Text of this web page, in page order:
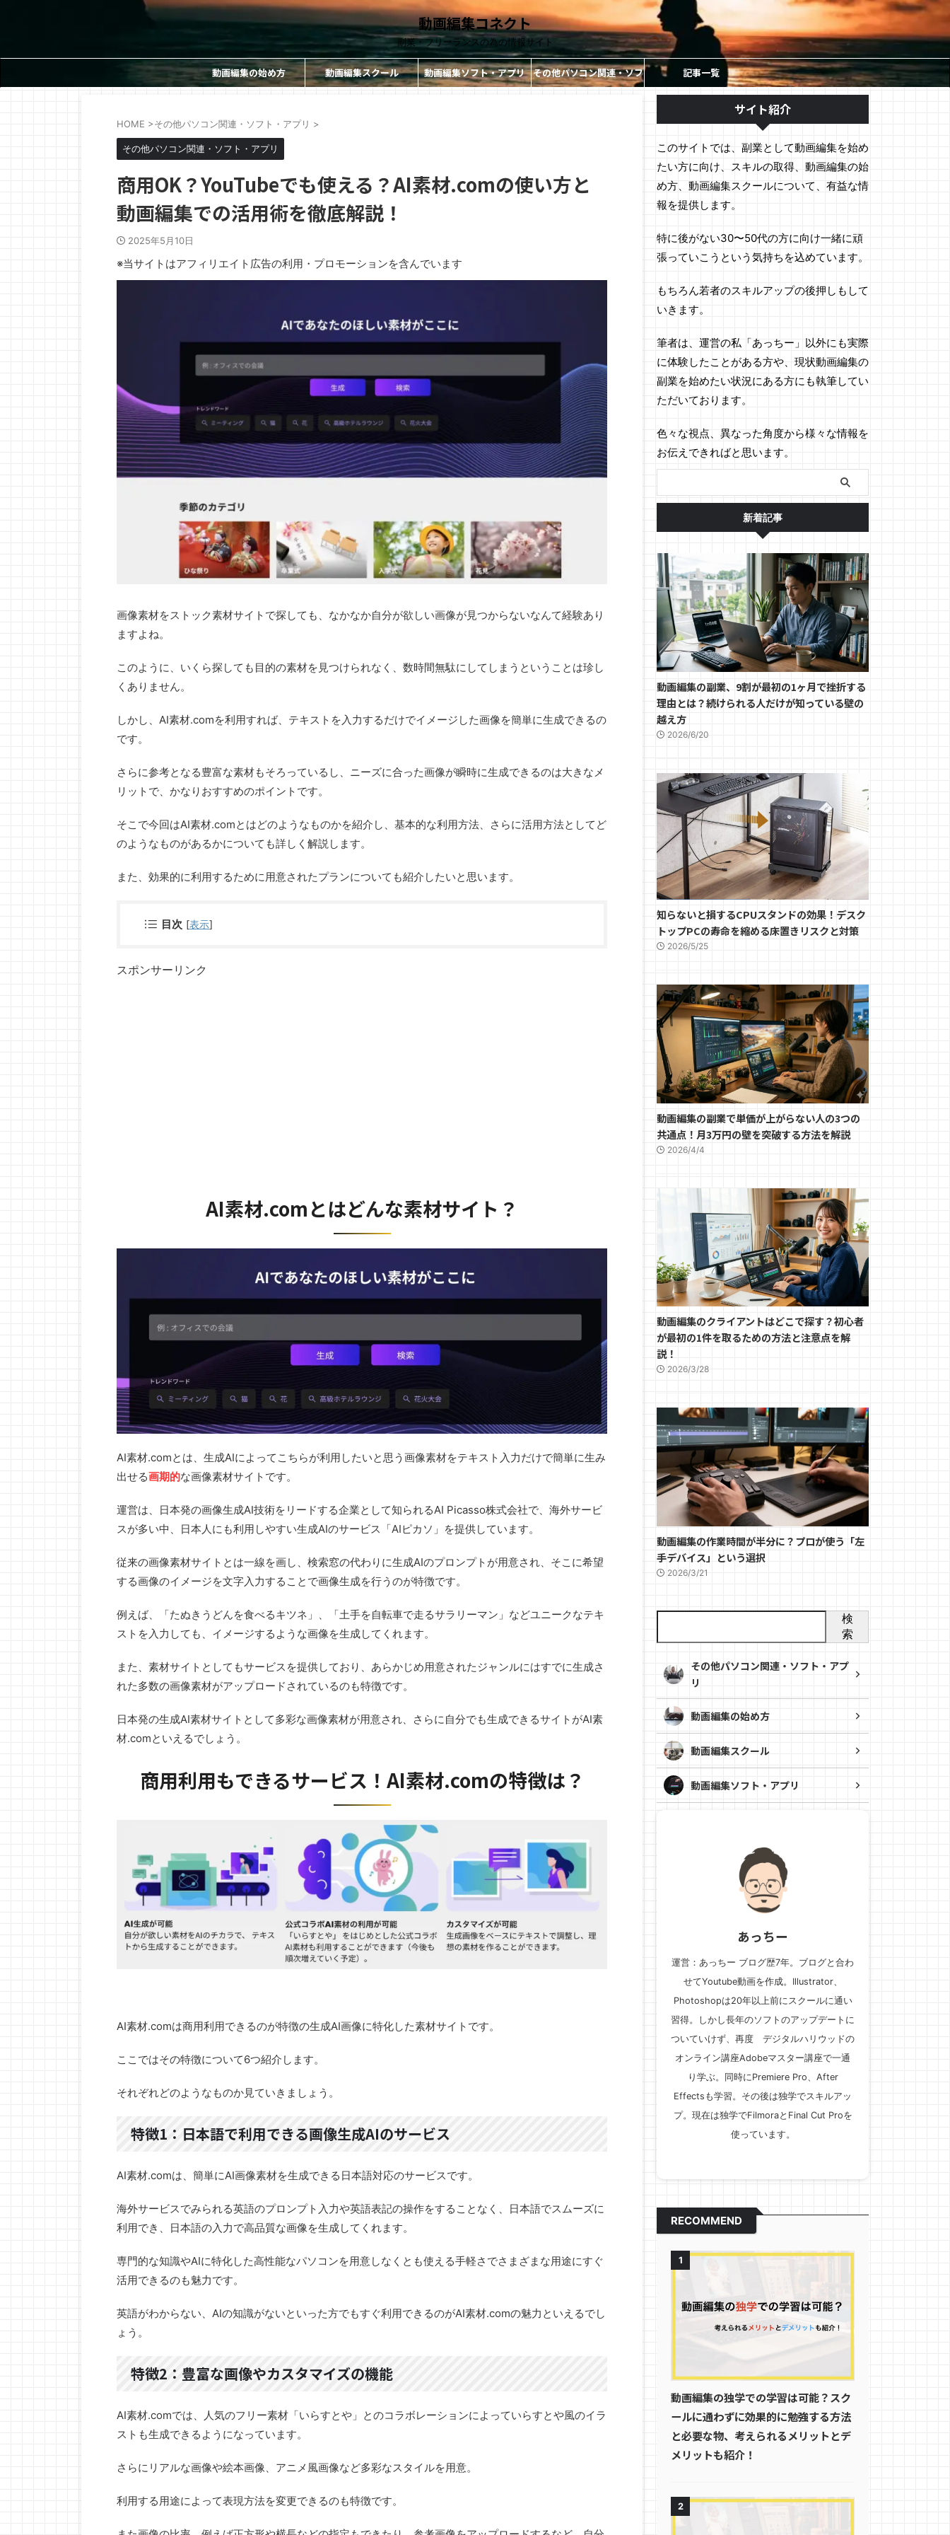
動画編集コネクト
副業・フリーランスの為の情報サイト
動画編集の始め方 動画編集スクール 動画編集ソフト・アプリ その他パソコン関連・ソフ 記事一覧
HOME >その他パソコン関連・ソフト・アプリ >
その他パソコン関連・ソフト・アプリ
商用OK？YouTubeでも使える？AI素材.comの使い方と
動画編集での活用術を徹底解説！
2025年5月10日
※当サイトはアフィリエイト広告の利用・プロモーションを含んでいます
画像素材をストック素材サイトで探しても、なかなか自分が欲しい画像が見つからないなんて経験あり
ますよね。
このように、いくら探しても目的の素材を見つけられなく、数時間無駄にしてしまうということは珍し
くありません。
しかし、AI素材.comを利用すれば、テキストを入力するだけでイメージした画像を簡単に生成できるの
です。
さらに参考となる豊富な素材もそろっているし、ニーズに合った画像が瞬時に生成できるのは大きなメ
リットで、かなりおすすめのポイントです。
そこで今回はAI素材.comとはどのようなものかを紹介し、基本的な利用方法、さらに活用方法としてど
のようなものがあるかについても詳しく解説します。
また、効果的に利用するために用意されたプランについても紹介したいと思います。
目次 [表示]
スポンサーリンク
AI素材.comとはどんな素材サイト？
AI素材.comとは、生成AIによってこちらが利用したいと思う画像素材をテキスト入力だけで簡単に生み
出せる画期的な画像素材サイトです。
運営は、日本発の画像生成AI技術をリードする企業として知られるAI Picasso株式会社で、海外サービ
スが多い中、日本人にも利用しやすい生成AIのサービス「AIピカソ」を提供しています。
従来の画像素材サイトとは一線を画し、検索窓の代わりに生成AIのプロンプトが用意され、そこに希望
する画像のイメージを文字入力することで画像生成を行うのが特徴です。
例えば、「たぬきうどんを食べるキツネ」、「土手を自転車で走るサラリーマン」などユニークなテキ
ストを入力しても、イメージするような画像を生成してくれます。
また、素材サイトとしてもサービスを提供しており、あらかじめ用意されたジャンルにはすでに生成さ
れた多数の画像素材がアップロードされているのも特徴です。
日本発の生成AI素材サイトとして多彩な画像素材が用意され、さらに自分でも生成できるサイトがAI素
材.comといえるでしょう。
商用利用もできるサービス！AI素材.comの特徴は？
AI素材.comは商用利用できるのが特徴の生成AI画像に特化した素材サイトです。
ここではその特徴について6つ紹介します。
それぞれどのようなものか見ていきましょう。
特徴1：日本語で利用できる画像生成AIのサービス
AI素材.comは、簡単にAI画像素材を生成できる日本語対応のサービスです。
海外サービスでみられる英語のプロンプト入力や英語表記の操作をすることなく、日本語でスムーズに
利用でき、日本語の入力で高品質な画像を生成してくれます。
専門的な知識やAIに特化した高性能なパソコンを用意しなくとも使える手軽さでさまざまな用途にすぐ
活用できるのも魅力です。
英語がわからない、AIの知識がないといった方でもすぐ利用できるのがAI素材.comの魅力といえるでし
ょう。
特徴2：豊富な画像やカスタマイズの機能
AI素材.comでは、人気のフリー素材「いらすとや」とのコラボレーションによっていらすとや風のイラ
ストも生成できるようになっています。
さらにリアルな画像や絵本画像、アニメ風画像など多彩なスタイルを用意。
利用する用途によって表現方法を変更できるのも特徴です。
サイト紹介
このサイトでは、副業として動画編集を始め
たい方に向け、スキルの取得、動画編集の始
め方、動画編集スクールについて、有益な情
報を提供します。
特に後がない30〜50代の方に向け一緒に頑
張っていこうという気持ちを込めています。
もちろん若者のスキルアップの後押しもして
いきます。
筆者は、運営の私「あっちー」以外にも実際
に体験したことがある方や、現状動画編集の
副業を始めたい状況にある方にも執筆してい
ただいております。
色々な視点、異なった角度から様々な情報を
お伝えできればと思います。
新着記事
動画編集の副業、9割が最初の1ヶ月で挫折する
理由とは？続けられる人だけが知っている壁の
越え方
2026/6/20
知らないと損するCPUスタンドの効果！デスク
トップPCの寿命を縮める床置きリスクと対策
2026/5/25
動画編集の副業で単価が上がらない人の3つの
共通点！月3万円の壁を突破する方法を解説
2026/4/4
動画編集のクライアントはどこで探す？初心者
が最初の1件を取るための方法と注意点を解
説！
2026/3/28
動画編集の作業時間が半分に？プロが使う「左
手デバイス」という選択
2026/3/21
検
索
その他パソコン関連・ソフト・アプ
リ
動画編集の始め方
動画編集スクール
動画編集ソフト・アプリ
あっちー
運営：あっちー ブログ歴7年。ブログと合わ
せてYoutube動画を作成。Illustrator、
Photoshopは20年以上前にスクールに通い
習得。しかし長年のソフトのアップデートに
ついていけず、再度 デジタルハリウッドの
オンライン講座Adobeマスター講座で一通
り学ぶ。同時にPremiere Pro、After
Effectsも学習。その後は独学でスキルアッ
プ。現在は独学でFilmoraとFinal Cut Proを
使っています。
RECOMMEND
1
動画編集の独学での学習は可能？スク
ールに通わずに効果的に勉強する方法
と必要な物、考えられるメリットとデ
メリットも紹介！
2